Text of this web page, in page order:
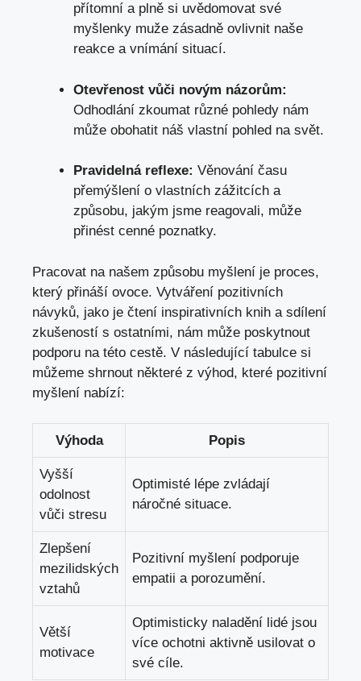
přítomní a plně si uvědomovat své
myšlenky muže zásadně ovlivnit naše
reakce a vnímání situací.
Otevřenost vůči novým názorům:
Odhodlání zkoumat různé pohledy nám
může obohatit náš vlastní pohled na svět.
Pravidelná reflexe: Věnování času
přemýšlení o vlastních zážitcích a
způsobu, jakým jsme reagovali, může
přinést cenné poznatky.
Pracovat na našem způsobu myšlení je proces,
který přináší ovoce. Vytváření pozitivních
návyků, jako je čtení inspirativních knih a sdílení
zkušeností s ostatními, nám může poskytnout
podporu na této cestě. V následující tabulce si
můžeme shrnout některé z výhod, které pozitivní
myšlení nabízí:
Výhoda Popis
Vyšší
odolnost
vůči stresu
Optimisté lépe zvládají
náročné situace.
Zlepšení
mezilidských
vztahů
Pozitivní myšlení podporuje
empatii a porozumění.
Větší
motivace
Optimisticky naladění lidé jsou
více ochotni aktivně usilovat o
své cíle.